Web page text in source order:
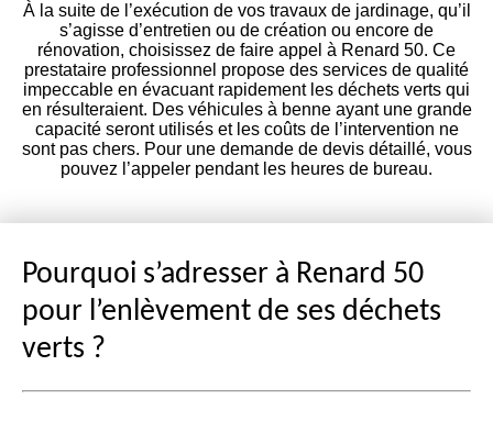
À la suite de l’exécution de vos travaux de jardinage, qu’il
s’agisse d’entretien ou de création ou encore de
rénovation, choisissez de faire appel à Renard 50. Ce
prestataire professionnel propose des services de qualité
impeccable en évacuant rapidement les déchets verts qui
en résulteraient. Des véhicules à benne ayant une grande
capacité seront utilisés et les coûts de l’intervention ne
sont pas chers. Pour une demande de devis détaillé, vous
pouvez l’appeler pendant les heures de bureau.
Pourquoi s’adresser à Renard 50
pour l’enlèvement de ses déchets
verts ?